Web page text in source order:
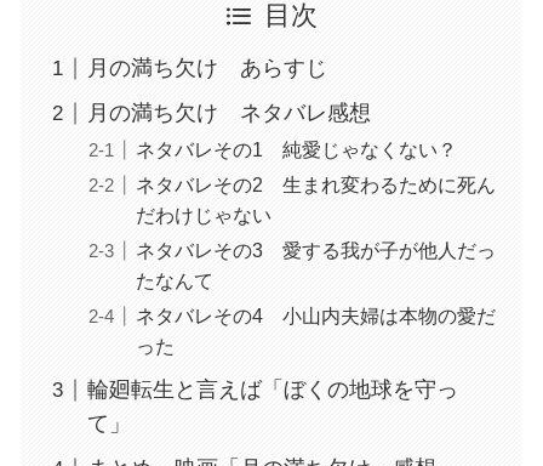
目次
月の満ち欠け あらすじ
月の満ち欠け ネタバレ感想
ネタバレその1 純愛じゃなくない？
ネタバレその2 生まれ変わるために死ん
だわけじゃない
ネタバレその3 愛する我が子が他人だっ
たなんて
ネタバレその4 小山内夫婦は本物の愛だ
った
輪廻転生と言えば「ぼくの地球を守っ
て」